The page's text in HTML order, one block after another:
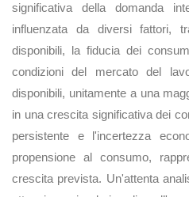
significativa della domanda
influenzata da diversi fattori,
disponibili, la fiducia dei
condizioni del mercato del
disponibili, unitamente a una
in una crescita significativa dei
persistente e l'incertezza
propensione al consumo,
crescita prevista. Un'attenta